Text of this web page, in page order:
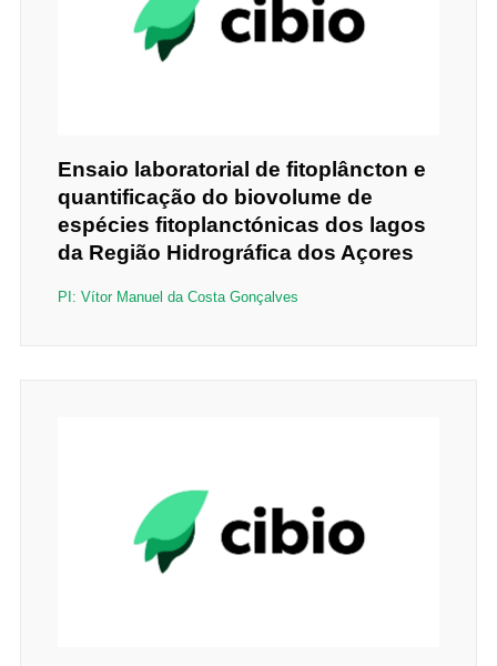
Ensaio laboratorial de fitoplâncton e
quantificação do biovolume de
espécies fitoplanctónicas dos lagos
da Região Hidrográfica dos Açores
PI: Vítor Manuel da Costa Gonçalves